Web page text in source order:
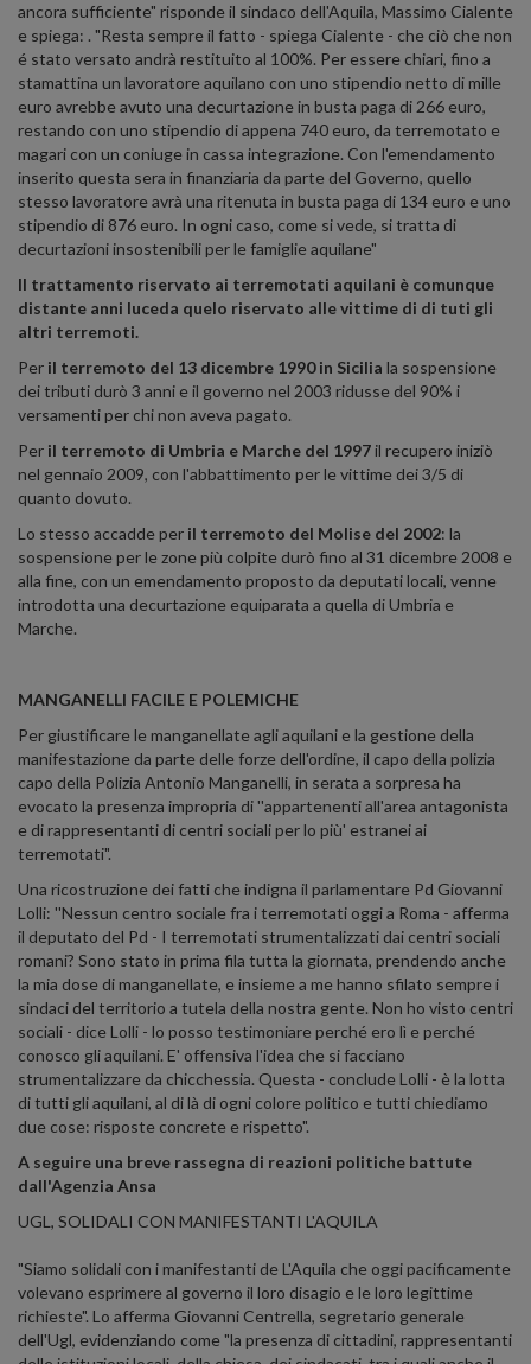
ancora sufficiente" risponde il sindaco dell'Aquila, Massimo Cialente
e spiega: . "Resta sempre il fatto - spiega Cialente - che ciò che non
é stato versato andrà restituito al 100%. Per essere chiari, fino a
stamattina un lavoratore aquilano con uno stipendio netto di mille
euro avrebbe avuto una decurtazione in busta paga di 266 euro,
restando con uno stipendio di appena 740 euro, da terremotato e
magari con un coniuge in cassa integrazione. Con l'emendamento
inserito questa sera in finanziaria da parte del Governo, quello
stesso lavoratore avrà una ritenuta in busta paga di 134 euro e uno
stipendio di 876 euro. In ogni caso, come si vede, si tratta di
decurtazioni insostenibili per le famiglie aquilane"
Il trattamento riservato ai terremotati aquilani è comunque
distante anni luceda quelo riservato alle vittime di di tuti gli
altri terremoti.
Per il terremoto del 13 dicembre 1990 in Sicilia la sospensione
dei tributi durò 3 anni e il governo nel 2003 ridusse del 90% i
versamenti per chi non aveva pagato.
Per il terremoto di Umbria e Marche del 1997il recupero iniziò
nel gennaio 2009, con l'abbattimento per le vittime dei 3/5 di
quanto dovuto.
Lo stesso accadde per il terremoto del Molise del 2002: la
sospensione per le zone più colpite durò fino al 31 dicembre 2008 e
alla fine, con un emendamento proposto da deputati locali, venne
introdotta una decurtazione equiparata a quella di Umbria e
Marche.
MANGANELLI FACILE E POLEMICHE
Per giustificare le manganellate agli aquilani e la gestione della
manifestazione da parte delle forze dell'ordine, il capo della polizia
capo della Polizia Antonio Manganelli, in serata a sorpresa ha
evocato la presenza impropria di ''appartenenti all'area antagonista
e di rappresentanti di centri sociali per lo più' estranei ai
terremotati".
Una ricostruzione dei fatti che indigna il parlamentare Pd Giovanni
Lolli: ''Nessun centro sociale fra i terremotati oggi a Roma - afferma
il deputato del Pd - I terremotati strumentalizzati dai centri sociali
romani? Sono stato in prima fila tutta la giornata, prendendo anche
la mia dose di manganellate, e insieme a me hanno sfilato sempre i
sindaci del territorio a tutela della nostra gente. Non ho visto centri
sociali - dice Lolli - lo posso testimoniare perché ero lì e perché
conosco gli aquilani. E' offensiva l'idea che si facciano
strumentalizzare da chicchessia. Questa - conclude Lolli - è la lotta
di tutti gli aquilani, al di là di ogni colore politico e tutti chiediamo
due cose: risposte concrete e rispetto".
A seguire una breve rassegna di reazioni politiche battute
dall'Agenzia Ansa
UGL, SOLIDALI CON MANIFESTANTI L'AQUILA
"Siamo solidali con i manifestanti de L'Aquila che oggi pacificamente
volevano esprimere al governo il loro disagio e le loro legittime
richieste". Lo afferma Giovanni Centrella, segretario generale
dell'Ugl, evidenziando come "la presenza di cittadini, rappresentanti